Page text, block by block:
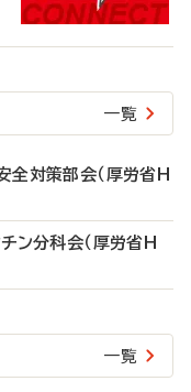
一覧
対策部会（厚労省H
ン分科会（厚労省H
一覧